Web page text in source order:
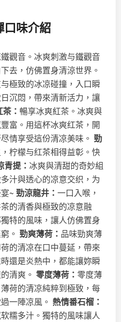
口味介紹
觀音。冰爽刺激与鐵觀音
去，仿佛置身清涼世界。
極致的冰凉碰撞，入口瞬
沉悶，帶來清新活力，讓
： 暢享冰爽紅茶。冰爽與
富。用這杯冰爽红茶，開
情享受這份清凉美味。勁
柠檬与红茶相得益彰。快
青提： 冰爽與清甜的奇妙組
汁與透心的凉意交织，为
宴~勁涼龍井：一口入喉，
的清香與極致的凉意融
特的風味，讓人仿佛置身
窮。勁爽薄荷： 品味勁爽薄
的清凉在口中蔓延，帶來
還是炎熱中，都能讓妳瞬
的清爽。零度薄荷： 零度薄
荷的清凉純粹到極致，每
一陣凉風。熱情番石榴：
糯多汁。獨特的風味讓人